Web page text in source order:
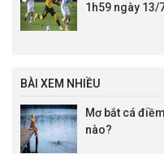
1h59 ngày 13/
BÀI XEM NHIỀU
Mơ bắt cá
nào?